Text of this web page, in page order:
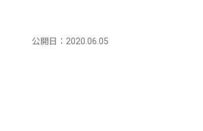
公開日：2020.06.05